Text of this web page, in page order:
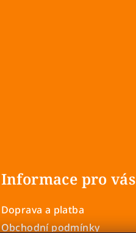
Informace pro vás
Doprava a platba
Obchodní podmínky